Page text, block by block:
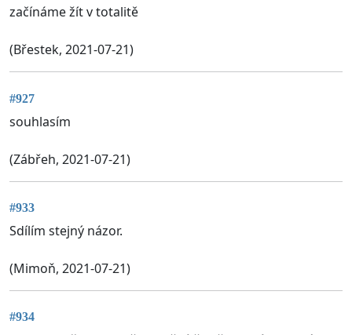
začínáme žít v totalitě
(Břestek, 2021-07-21)
#927
souhlasím
(Zábřeh, 2021-07-21)
#933
Sdílím stejný názor.
(Mimoň, 2021-07-21)
#934